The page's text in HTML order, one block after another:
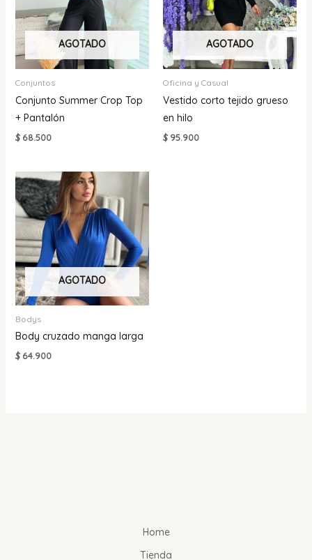
AGOTADO
Conjuntos
Conjunto Summer Crop Top
+ Pantalón
$68.500
AGOTADO
Oficina y Casual
Vestido corto tejido grueso
en hilo
$ 95.900
AGOTADO
Bodys
Body cruzado manga larga
$64.900
Home
Tienda